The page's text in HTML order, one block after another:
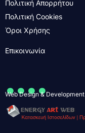
Πολιτική Απορρήτου
Πολιτική Cookies
Όροι Χρήσης
Επικοινωνία
....
Web Design & Development